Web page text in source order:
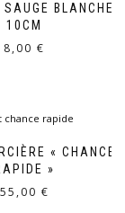
SAUGE BLANCHE
10CM
8,00 €
« CHANCE
»
55,00 €